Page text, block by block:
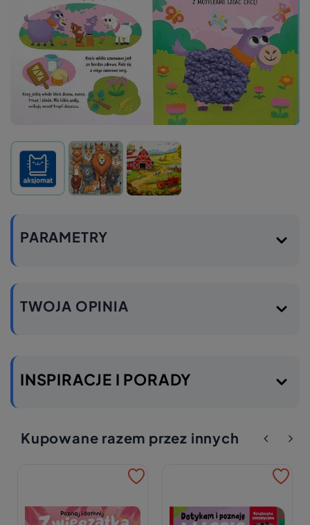
PARAMETRY
TWOJA OPINIA
INSPIRACJE I PORADY
Kupowane razem przez innych